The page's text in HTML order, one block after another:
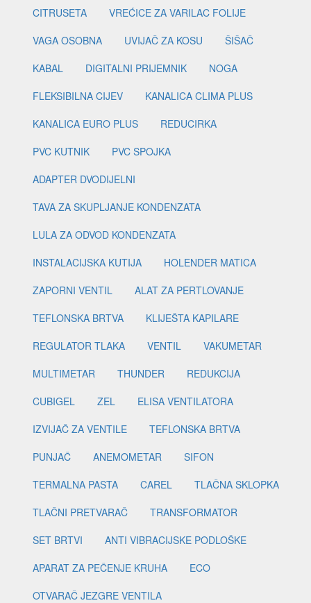
CITRUSETA
VREĆICE ZA VARILAC FOLIJE
VAGA OSOBNA
UVIJAČ ZA KOSU
ŠIŠAČ
KABAL
DIGITALNI PRIJEMNIK
NOGA
FLEKSIBILNA CIJEV
KANALICA CLIMA PLUS
KANALICA EURO PLUS
REDUCIRKA
PVC KUTNIK
PVC SPOJKA
ADAPTER DVODIJELNI
TAVA ZA SKUPLJANJE KONDENZATA
LULA ZA ODVOD KONDENZATA
INSTALACIJSKA KUTIJA
HOLENDER MATICA
ZAPORNI VENTIL
ALAT ZA PERTLOVANJE
TEFLONSKA BRTVA
KLIJEŠTA KAPILARE
REGULATOR TLAKA
VENTIL
VAKUMETAR
MULTIMETAR
THUNDER
REDUKCIJA
CUBIGEL
ZEL
ELISA VENTILATORA
IZVIJAČ ZA VENTILE
TEFLONSKA BRTVA
PUNJAČ
ANEMOMETAR
SIFON
TERMALNA PASTA
CAREL
TLAČNA SKLOPKA
TLAČNI PRETVARAČ
TRANSFORMATOR
SET BRTVI
ANTI VIBRACIJSKE PODLOŠKE
APARAT ZA PEČENJE KRUHA
ECO
OTVARAČ JEZGRE VENTILA